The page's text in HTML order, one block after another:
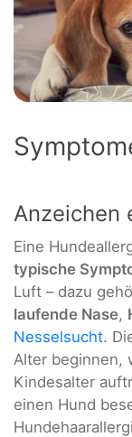
Anzeichen
Eine
typische
Luft – dazu
laufende Nase,
Nesselsucht.
Alter beginnen,
Kindesalter
einen Hund